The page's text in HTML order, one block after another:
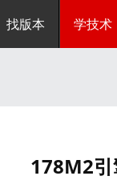
找版本 学技术
178M2引